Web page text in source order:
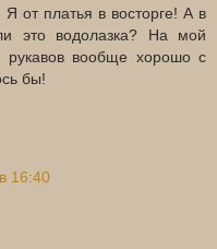
от платья в восторге! А в
это водолазка? На мой
рукавов вообще хорошо с
бы!
16:40